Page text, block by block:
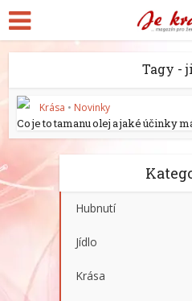
Tagy -
Krása • Novinky
Co je to tamanu olej a jaké účinky
Hubnutí
Jídlo
Krása